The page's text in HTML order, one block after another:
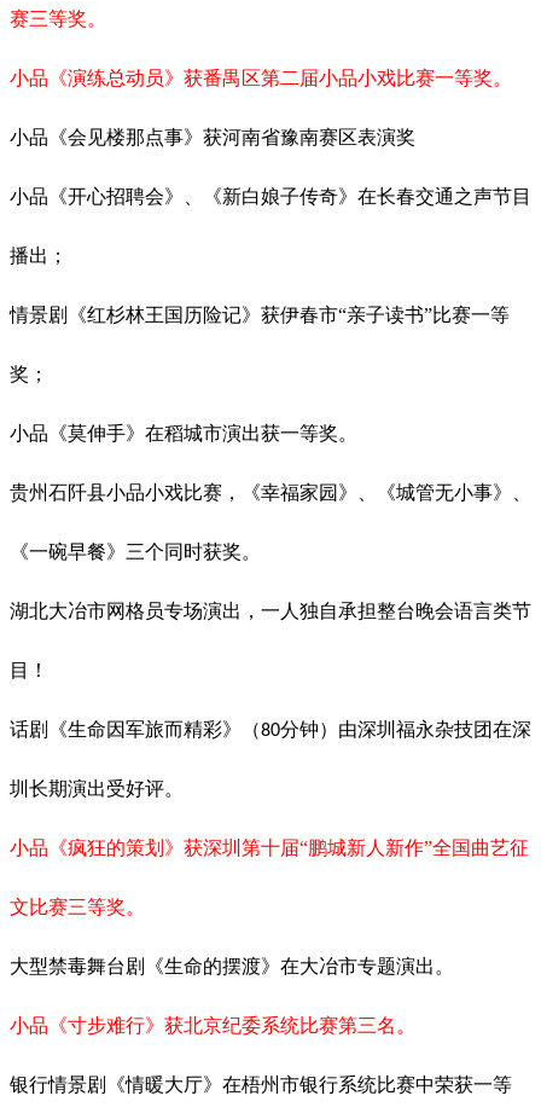
赛三等奖。
小品《演练总动员》获番禺区第二届小品小戏比赛一等奖。
小品《会见楼那点事》获河南省豫南赛区表演奖
小品《开心招聘会》、《新白娘子传奇》在长春交通之声节目
播出；
情景剧《红杉林王国历险记》获伊春市“亲子读书”比赛一等
奖；
小品《莫伸手》在稻城市演出获一等奖。
贵州石阡县小品小戏比赛，《幸福家园》、《城管无小事》、
《一碗早餐》三个同时获奖。
湖北大冶市网格员专场演出，一人独自承担整台晚会语言类节
目！
话剧《生命因军旅而精彩》（80分钟）由深圳福永杂技团在深
圳长期演出受好评。
小品《疯狂的策划》获深圳第十届“鹏城新人新作”全国曲艺征
文比赛三等奖。
大型禁毒舞台剧《生命的摆渡》在大冶市专题演出。
小品《寸步难行》获北京纪委系统比赛第三名。
银行情景剧《情暖大厅》在梧州市银行系统比赛中荣获一等